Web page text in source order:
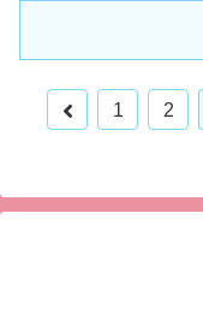
前
1 2